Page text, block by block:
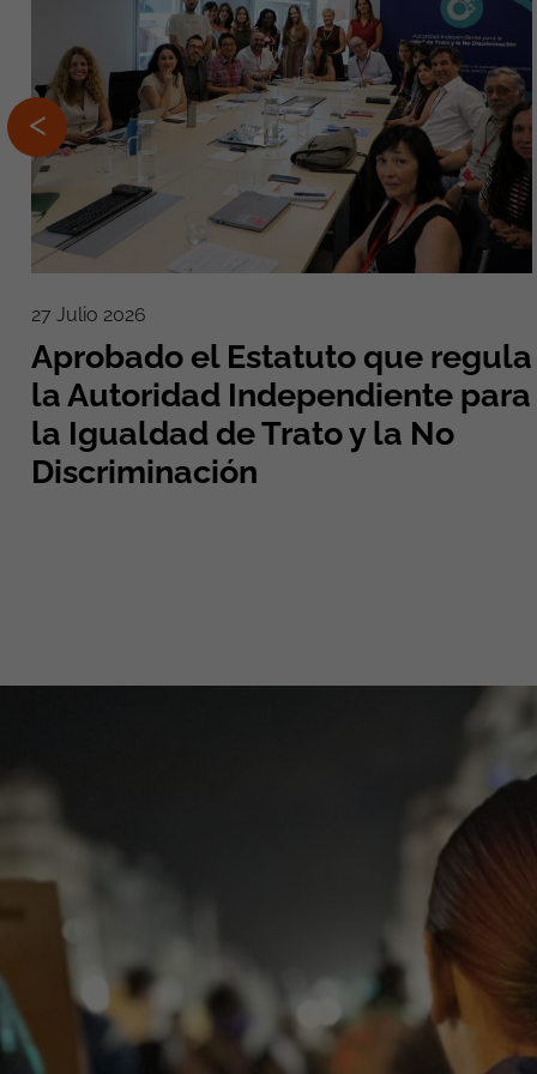
27 Julio 2026
Aprobado el Estatuto que regula
la Autoridad Independiente para
la Igualdad de Trato y la No
Discriminación